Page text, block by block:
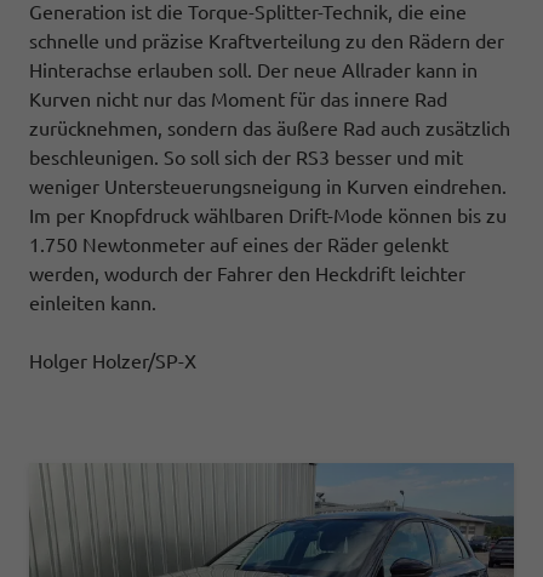
Generation ist die Torque-Splitter-Technik, die eine
schnelle und präzise Kraftverteilung zu den Rädern der
Hinterachse erlauben soll. Der neue Allrader kann in
Kurven nicht nur das Moment für das innere Rad
zurücknehmen, sondern das äußere Rad auch zusätzlich
beschleunigen. So soll sich der RS3 besser und mit
weniger Untersteuerungsneigung in Kurven eindrehen.
Im per Knopfdruck wählbaren Drift-Mode können bis zu
1.750 Newtonmeter auf eines der Räder gelenkt
werden, wodurch der Fahrer den Heckdrift leichter
einleiten kann.
Holger Holzer/SP-X